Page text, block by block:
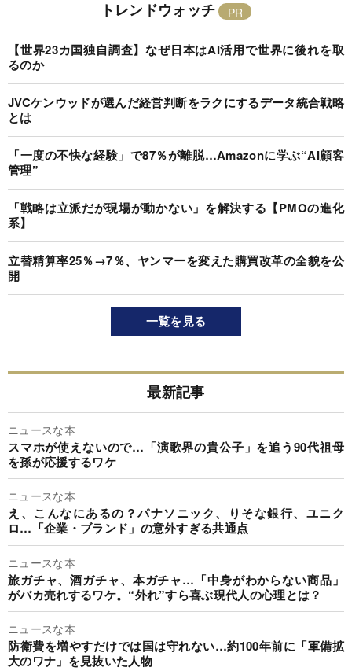
トレンドウォッチ
【世界23カ国独自調査】なぜ日本はAI活用で世界に後れを取
るのか
JVCケンウッドが選んだ経営判断をラクにするデータ統合戦略
とは
「一度の不快な経験」で87％が離脱…Amazonに学ぶ“AI顧客
管理”
「戦略は立派だが現場が動かない」を解決する【PMOの進化
系】
立替精算率25％→7％、ヤンマーを変えた購買改革の全貌を公
開
一覧を見る
最新記事
ニュースな本
スマホが使えないので…「演歌界の貴公子」を追う90代祖母
を孫が応援するワケ
ニュースな本
え、こんなにあるの？パナソニック、りそな銀行、ユニク
ロ…「企業・ブランド」の意外すぎる共通点
ニュースな本
旅ガチャ、酒ガチャ、本ガチャ…「中身がわからない商品」
がバカ売れするワケ。“外れ”すら喜ぶ現代人の心理とは？
ニュースな本
防衛費を増やすだけでは国は守れない…約100年前に「軍備拡
大のワナ」を見抜いた人物